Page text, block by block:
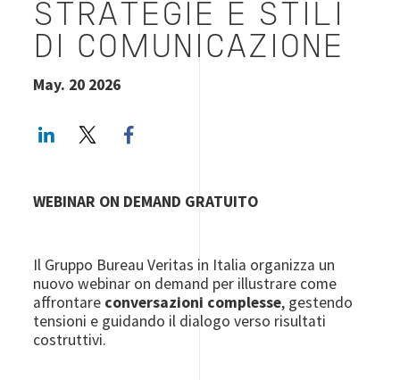
STRATEGIE E STILI
DI COMUNICAZIONE
May. 20 2026
LinkedInTwitter
WEBINAR ON DEMAND GRATUITO
Il Gruppo Bureau Veritas in Italia organizza un
nuovo webinar on demand per illustrare come
affrontare conversazioni complesse, gestendo
tensioni e guidando il dialogo verso risultati
costruttivi.